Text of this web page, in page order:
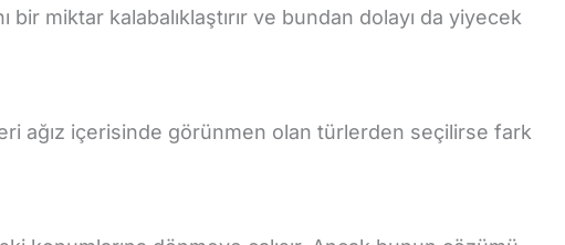
miktar kalabalıklaştırır ve bundan dolayı da yiyecek
ağız içerisinde görünmen olan türlerden seçilirse fark